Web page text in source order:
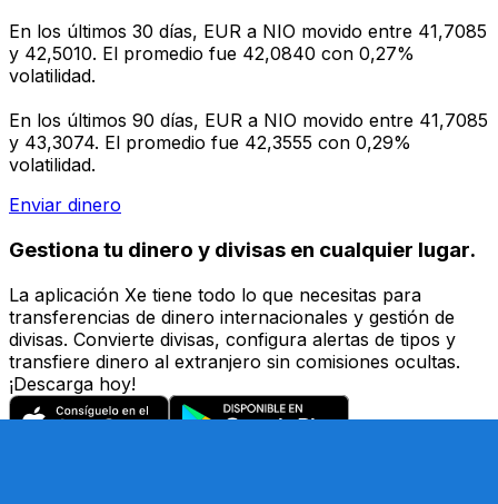
En los últimos 30 días, EUR a NIO movido entre 41,7085
y 42,5010. El promedio fue 42,0840 con 0,27%
volatilidad.
En los últimos 90 días, EUR a NIO movido entre 41,7085
y 43,3074. El promedio fue 42,3555 con 0,29%
volatilidad.
Enviar dinero
Gestiona tu dinero y divisas en cualquier lugar.
La aplicación Xe tiene todo lo que necesitas para
transferencias de dinero internacionales y gestión de
divisas. Convierte divisas, configura alertas de tipos y
transfiere dinero al extranjero sin comisiones ocultas.
¡Descarga hoy!